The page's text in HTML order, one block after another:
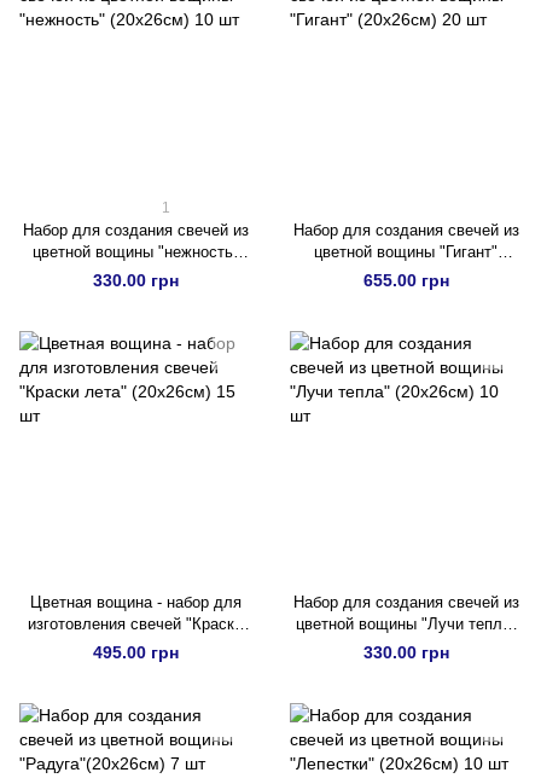
1
Набор для создания свечей из
цветной вощины "нежность"
(20х26см) 10 шт
330.00 грн
Набор для создания свечей из
цветной вощины "Гигант"
(20х26см) 20 шт
655.00 грн
Цветная вощина - набор для
изготовления свечей "Краски
лета" (20х26см) 15 шт
495.00 грн
Набор для создания свечей из
цветной вощины "Лучи тепла"
(20х26см) 10 шт
330.00 грн